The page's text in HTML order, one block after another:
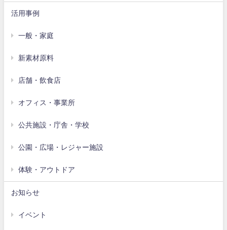
活用事例
一般・家庭
新素材原料
店舗・飲食店
オフィス・事業所
公共施設・庁舎・学校
公園・広場・レジャー施設
体験・アウトドア
お知らせ
イベント